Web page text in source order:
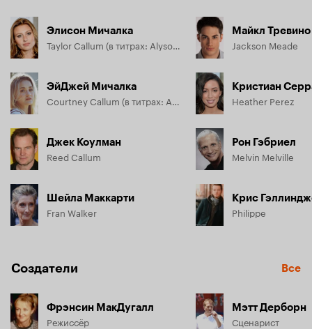
Элисон Мичалка
ЭйДжей Мичалка
Джек Коулман
Reed Callum
Шейла Маккарти
Fran Walker
Майкл Тревино
Jackson Meade
Кристиан
Heather Perez
Рон Гэбриел
Melvin Melville
Крис
Philippe
Создатели Все
Фрэнсин МакДугалл
Режиссёр
Мэтт Дерборн
Сценарист